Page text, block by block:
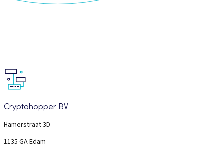
Cryptohopper BV
Hamerstraat 3D
1135 GA Edam